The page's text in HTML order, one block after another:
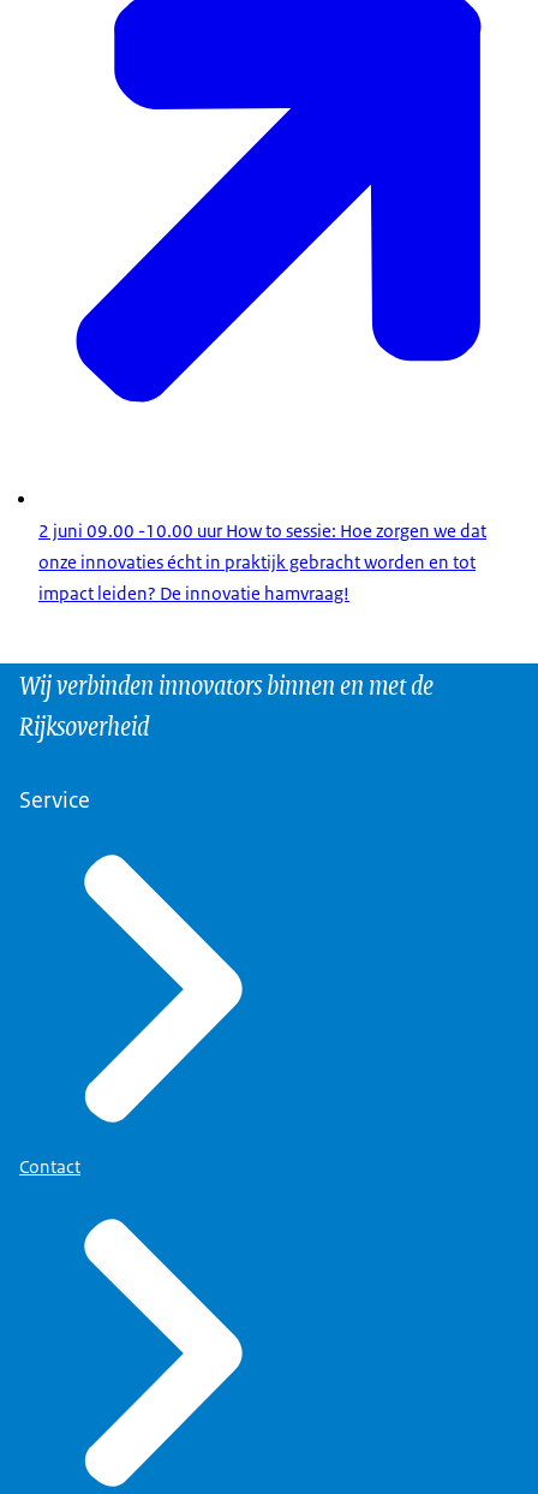
2 juni 09.00 -10.00 uur How to sessie: Hoe zorgen we dat
onze innovaties écht in praktijk gebracht worden en tot
impact leiden? De innovatie hamvraag!
Wij verbinden innovators binnen en met de
Rijksoverheid
Service
Contact